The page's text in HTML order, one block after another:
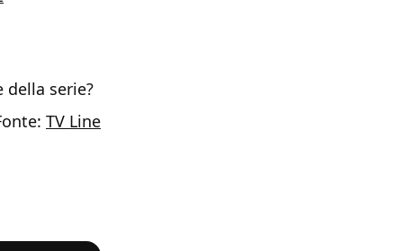
della serie?
TV Line